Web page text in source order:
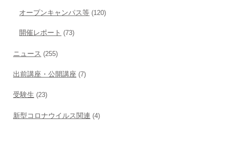
オープンキャンパス等 (120)
開催レポート (73)
ニュース (255)
出前講座・公開講座 (7)
受験生 (23)
新型コロナウイルス関連 (4)